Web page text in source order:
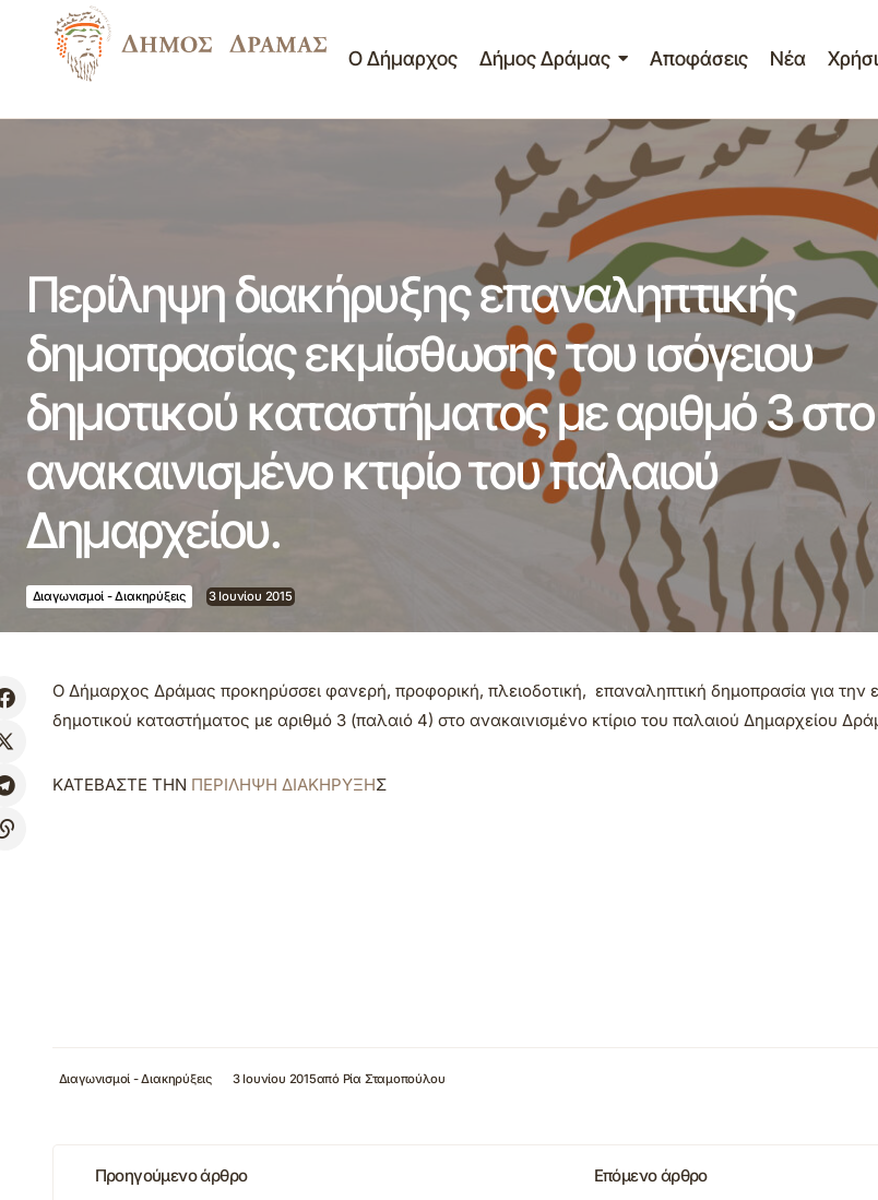
Ο Δήμαρχος Δήμος Δράμας Αποφάσεις Νέα
Περίληψη διακήρυξης επαναληπτικής δημοπρασίας
δημοτικού καταστήματος με αριθμό 3 στο
Δημαρχείου.
Περίληψη διακήρυξης επαναληπτικής
δημοπρασίας εκμίσθωσης του ισόγειου
δημοτικού καταστήματος με αριθμό 3 στο
ανακαινισμένο κτιρίο του παλαιού
Δημαρχείου.
Διαγωνισμοί - Διακηρύξεις 3 Ιουνίου 2015
Ο Δήμαρχος Δράμας προκηρύσσει φανερή, προφορική, πλειοδοτική, επαναληπτική δημοπρασία για την
δημοτικού καταστήματος με αριθμό 3 (παλαιό 4) στο ανακαινισμένο κτίριο του παλαιού Δημαρχείου
ΚΑΤΕΒΑΣΤΕ ΤΗΝ ΠΕΡΙΛΗΨΗ ΔΙΑΚΗΡΥΞΗΣ
Διαγωνισμοί - Διακηρύξεις 3 Ιουνίου 2015από Ρία Σταμοπούλου
Προηγούμενο άρθρο Επόμενο άρθρο